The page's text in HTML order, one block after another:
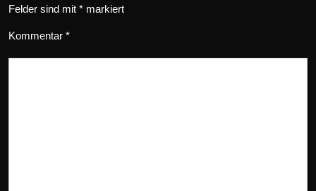
Felder sind mit * markiert
Kommentar *